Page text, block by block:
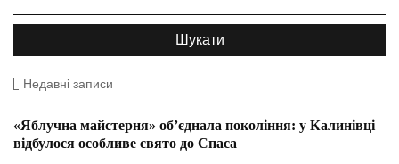
Недавні записи
«Яблучна майстерня» об’єднала покоління: у Калинівці
відбулося особливе свято до Спаса